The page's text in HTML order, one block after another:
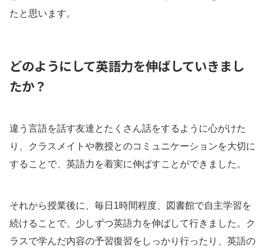
たと思います。
どのようにして英語力を伸ばしていきまし
たか？
違う言語を話す友達とたくさん話をするように心がけた
り、クラスメイトや教授とのコミュニケーションを大切に
することで、英語力を着実に伸ばすことができました。
それから授業後に、毎日1時間程度、図書館で自主学習を
続けることで、少しずつ英語力を伸ばして行きました。ク
ラスで学んだ内容の予習復習をしっかり行ったり、英語の